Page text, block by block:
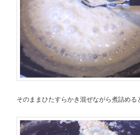
そのままひたすらかき混ぜながら煮詰める